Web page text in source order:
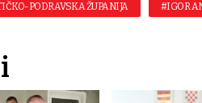
PODRAVSKA ŽUPANIJA #IGOR